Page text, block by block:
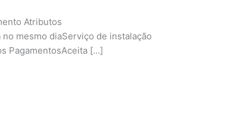
Atributos
mesmo diaServiço de instalação
PagamentosAceita […]